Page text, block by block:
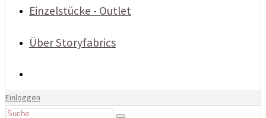
Einzelstücke - Outlet
Über Storyfabrics
Einloggen